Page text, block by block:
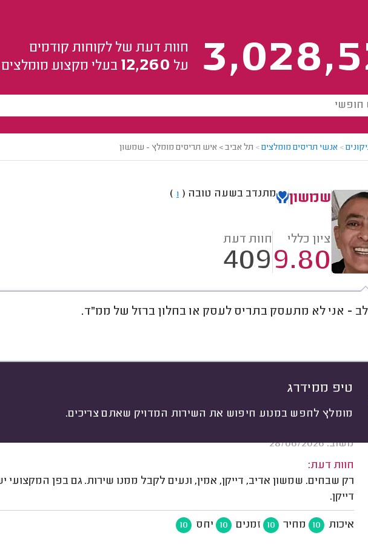
חוות דעת של לקוחות קודמים
על 12,260 בעלי מקצוע מומלצים
> אנשי תריסים מומלצים> תל אביב > איש תריסים מומלץ - שמשון
שמשון מתנדב בשעה טובה (
1
)
ציון כללי
9.80
חוות דעת
409
- אני לא מתעסק בתריס לעסק או בחלון ברזל של ממ"ד.
טיפ ממידרג
מומלץ לחפש במנוע חיפוש את השירות המדויק שאתם צריכים.
חוות דעת מחירים ממוצע אודות
תיקון חלונות
משוב: 28/06/2026
חוות דעת:
רק שבחים. שמשון אדיב, דייקן, אמין, ונעים לקבל ממנו שירות. גם בפן המקצועי
דייקן.
איכות 10 מחיר 10 זמנים 10 יחס 10